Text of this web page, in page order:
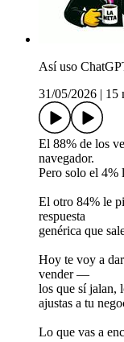
Así uso
31/05/2026
15
El 88% de los
navegador.
Pero solo el 4%
El otro 84% le
respuesta
genérica que
Hoy te voy a
vender —
los que sí jalan,
ajustas a tu
Lo que vas a